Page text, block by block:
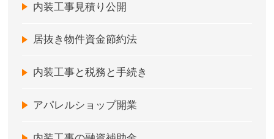
内装工事見積り公開
居抜き物件資金節約法
内装工事と税務と手続き
アパレルショップ開業